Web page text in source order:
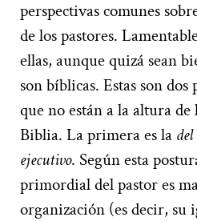
perspectivas comunes
de los pastores.
ellas, aunque quizá sean
son bíblicas. Estas son
que no están a la altura de
Biblia. La primera es la
ejecutivo. Según esta
primordial del pastor es
organización (es decir, su